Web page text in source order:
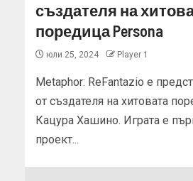
създателя на
поредица Persona
юли 25, 2024 Player 1
Metaphor: ReFantazio е
от създателя на хитовата
Кацура Хашино. Играта е
проект...